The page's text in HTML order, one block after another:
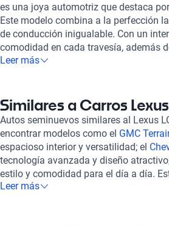
es una joya automotriz que destaca
Este modelo combina a la perfección
de conducción inigualable. Con un
comodidad en cada travesía, además
seguridad y la conectividad. Adquirir
financiamiento flexible y planes de
experiencia de compra es 100% en
de tu hogar. También contamos con
necesitas al adquirir un vehículo. Si el
otros modelos en la misma gama de
ofrece un manejo deportivo y un
mil pesos , un SUV espacioso y
Leer más
Similares a Carros
Autos seminuevos similares al Lexus
encontrar modelos como el GMC
espacioso interior y versatilidad; el
tecnología avanzada y diseño
estilo y comodidad para el día a día.
comparación con el Lexus LC 2013,
Leer más